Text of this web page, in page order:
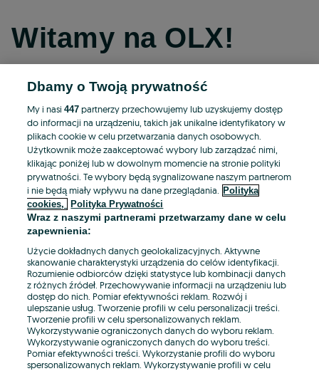
Witamy na OLX!
Kontynuuj przez Facebooka
Kontynuuj przez konto Apple
Kontynuuj przez konto Google
LUB
E-mail
Hasło
Dbamy o Twoją prywatność
My i nasi447 partnerzy przechowujemy lub uzyskujemy dostęp
do informacji na urządzeniu, takich jak unikalne identyfikatory w
plikach cookie w celu przetwarzania danych osobowych.
Użytkownik może zaakceptować wybory lub zarządzać nimi,
klikając poniżej lub w dowolnym momencie na stronie polityki
prywatności. Te wybory będą sygnalizowane naszym partnerom
i nie będą miały wpływu na dane przeglądania.
Polityka
cookies,
Polityka Prywatności
Wraz z naszymi partnerami przetwarzamy dane w celu
zapewnienia:
Użycie dokładnych danych geolokalizacyjnych. Aktywne
skanowanie charakterystyki urządzenia do celów identyfikacji.
Rozumienie odbiorców dzięki statystyce lub kombinacji danych
z różnych źródeł. Przechowywanie informacji na urządzeniu lub
dostęp do nich. Pomiar efektywności reklam. Rozwój i
ulepszanie usług. Tworzenie profili w celu personalizacji treści.
Tworzenie profili w celu spersonalizowanych reklam.
Wykorzystywanie ograniczonych danych do wyboru reklam.
Wykorzystywanie ograniczonych danych do wyboru treści.
Pomiar efektywności treści. Wykorzystanie profili do wyboru
spersonalizowanych reklam. Wykorzystywanie profili w celu